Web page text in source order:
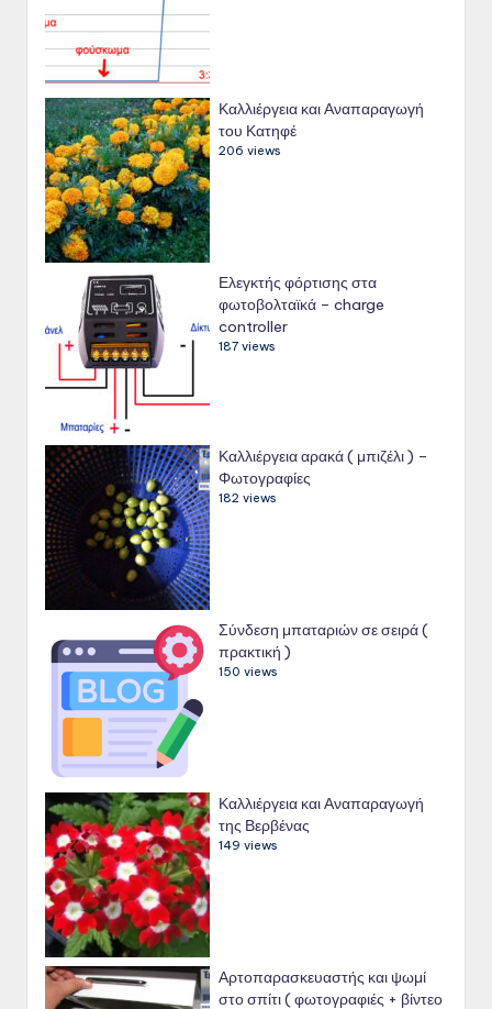
Καλλιέργεια και Αναπαραγωγή
του Κατηφέ
206 views
Ελεγκτής φόρτισης στα
φωτοβολταϊκά – charge
controller
187 views
Καλλιέργεια αρακά ( μπιζέλι ) –
Φωτογραφίες
182 views
Σύνδεση μπαταριών σε σειρά (
πρακτική )
150 views
Καλλιέργεια και Αναπαραγωγή
της Βερβένας
149 views
Αρτοπαρασκευαστής και ψωμί
στο σπίτι ( φωτογραφιές + βίντεο